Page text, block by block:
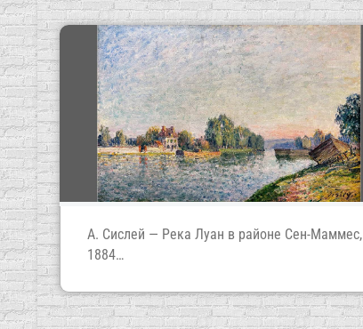
А. Сислей — Река Луан в районе Сен-Маммес,
1884